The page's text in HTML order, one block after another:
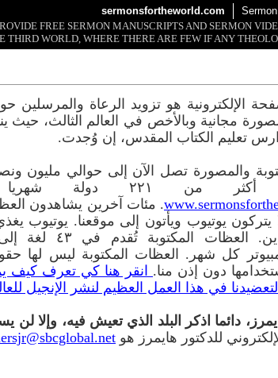
sermonsfortheworld.com
FREE SERMON MANUSCRIPTS AND SERMON
THIRD WORLD, WHERE THERE ARE FEW IF ANY
الإلكترونية هو تزويد الرعاة والمرسلين
مجانية وبالأخص في العالم الثالث، حيث
تعليم الكتاب المقدس، إن وُجدت.
والمصورة تصل الآن إلى حوالي مليون
كمبيوتر في أكثر من ٢٢١
. مئات آخرين يشاهدون
يتركون يوتيوب ويأتون إلى موقعنا. يوتيوب
بالقراء والمشاهدين. العظات
كمبيوتر كل شهر. العظات المكتوبة ليس لها
دون إذن منا. انقر هنا كي تعرف كيف
في هذا العمل العظيم لنشر الإنجيل
دائما اذكر البلد الذي تعيش فيه، وإلا لن
للدكتور هايمرز هو